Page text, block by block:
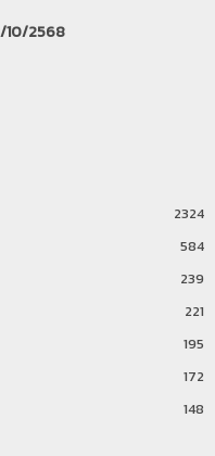
10/2568
2324
584
239
221
195
172
148